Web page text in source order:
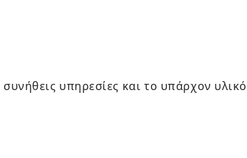
υπηρεσίες και το υπάρχον υλικό